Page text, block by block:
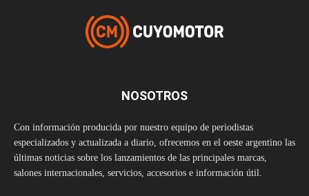
NOSOTROS
Con información producida por nuestro equipo de periodistas
especializados y actualizada a diario, ofrecemos en el oeste argentino las
últimas noticias sobre los lanzamientos de las principales marcas,
salones internacionales, servicios, accesorios e información útil.